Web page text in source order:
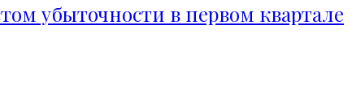
убыточности в первом квартале